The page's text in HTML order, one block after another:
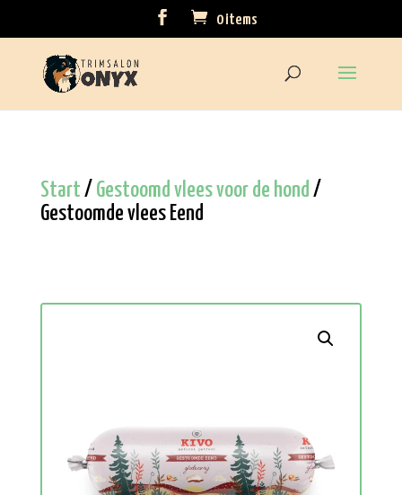
0 items
Start / Gestoomd vlees voor de hond /
Gestoomde vlees Eend